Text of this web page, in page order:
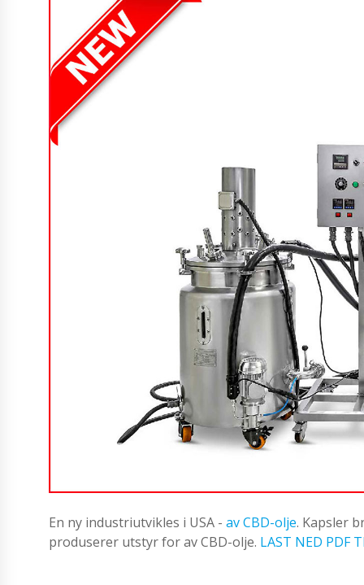
En ny industriutvikles i USA - av CBD-olje. Kapsler
produserer utstyr for av CBD-olje. LAST NED PDF